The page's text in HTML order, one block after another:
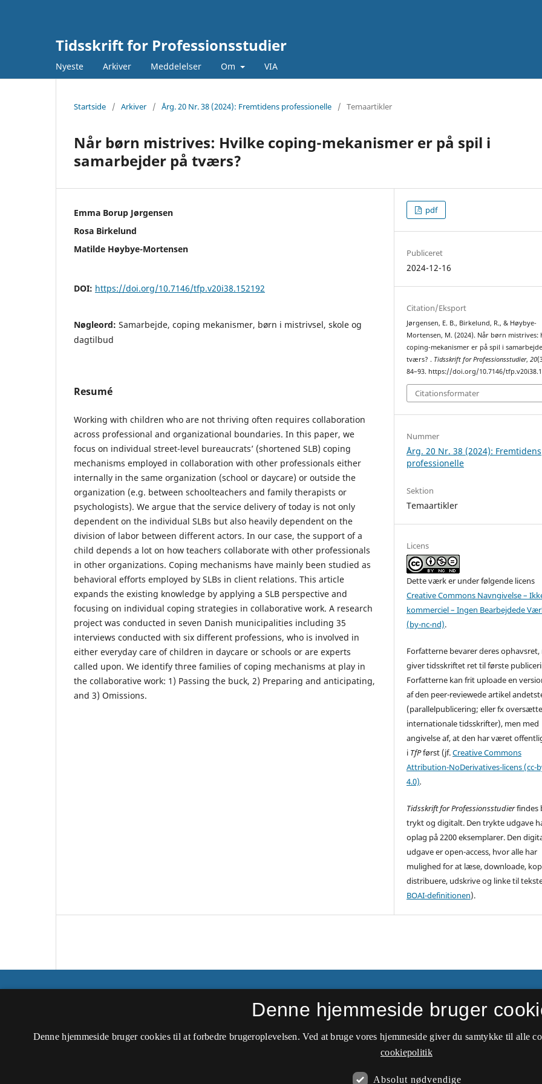
Tidsskrift for Professionsstudier
Nyeste Arkiver Meddelelser Om VIA
Startside / Arkiver / Årg. 20 Nr. 38 (2024): Fremtidens professionelle / Temaartikler
Når børn mistrives: Hvilke coping-mekanismer er på spil i
samarbejder på tværs?
Emma Borup Jørgensen
Rosa Birkelund
Matilde Høybye-Mortensen
DOI: https://doi.org/10.7146/tfp.v20i38.152192
Nøgleord: Samarbejde, coping mekanismer, børn i mistrivsel, skole og
dagtilbud
Resumé
Working with children who are not thriving often requires collaboration
across professional and organizational boundaries. In this paper, we
focus on individual street-level bureaucrats’ (shortened SLB) coping
mechanisms employed in collaboration with other professionals either
internally in the same organization (school or daycare) or outside the
organization (e.g. between schoolteachers and family therapists or
psychologists). We argue that the service delivery of today is not only
dependent on the individual SLBs but also heavily dependent on the
division of labor between different actors. In our case, the support of a
child depends a lot on how teachers collaborate with other professionals
in other organizations. Coping mechanisms have mainly been studied as
behavioral efforts employed by SLBs in client relations. This article
expands the existing knowledge by applying a SLB perspective and
focusing on individual coping strategies in collaborative work. A research
project was conducted in seven Danish municipalities including 35
interviews conducted with six different professions, who is involved in
either everyday care of children in daycare or schools or are experts
called upon. We identify three families of coping mechanisms at play in
the collaborative work: 1) Passing the buck, 2) Preparing and anticipating,
and 3) Omissions.
pdf
Publiceret
2024-12-16
Citation/Eksport
Jørgensen, E. B., Birkelund, R., & Høybye-
Mortensen, M. (2024). Når børn mistrives:
coping-mekanismer er på spil i
tværs? . Tidsskrift for Professionsstudier,20
84–93. https://doi.org/10.7146/
Citationsformater
Nummer
Årg. 20 Nr. 38 (2024): Fremtidens
professionelle
Sektion
Temaartikler
Licens
Dette værk er under følgende licens
Creative Commons Navngivelse –
kommerciel – Ingen Bearbejdede
(by-nc-nd).
Forfatterne bevarer deres ophavsret,
giver tidsskriftet ret til første
Forfatterne kan frit uploade en
af den peer-reviewede artikel
(parallelpublicering; eller fx
internationale tidsskrifter), men med
angivelse af, at den har været
i TfPførst (jf.Creative Commons
Attribution-NoDerivatives-licens (cc-
4.0).
Tidsskrift for Professionsstudierfindes
trykt og digitalt. Den trykte udgave
oplag på 2200 eksemplarer. Den
udgave er open-access, hvor alle har
mulighed for at læse, downloade,
distribuere, udskrive og linke til
BOAI-definitionen).
ISSN 2446-0281 (Online)
Denne hjemmeside bruger
Denne hjemmeside bruger cookies til at forbedre brugeroplevelsen. Ved at bruge vores hjemmeside giver du samtykke til alle
cookiepolitik
Absolut nødvendige